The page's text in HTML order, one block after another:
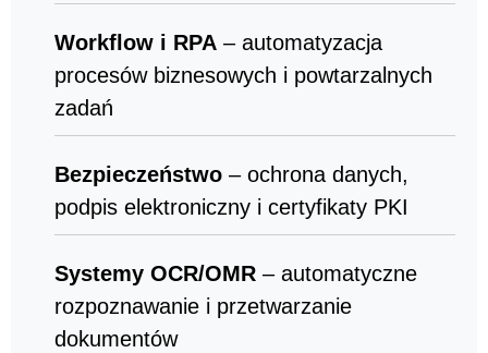
Workflow i RPA – automatyzacja
procesów biznesowych i powtarzalnych
zadań
Bezpieczeństwo – ochrona danych,
podpis elektroniczny i certyfikaty PKI
Systemy OCR/OMR – automatyczne
rozpoznawanie i przetwarzanie
dokumentów